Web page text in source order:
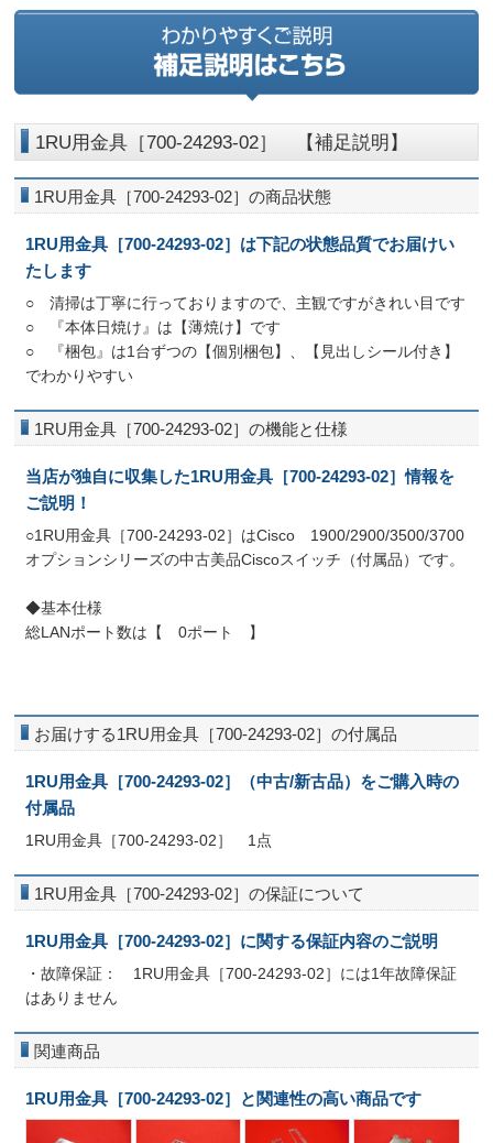
1RU用金具［700-24293-02］ 【補足説明】
1RU用金具［700-24293-02］の商品状態
1RU用金具［700-24293-02］は下記の状態品質でお届けい
たします
○ 清掃は丁寧に行っておりますので、主観ですがきれい目です
○ 『本体日焼け』は【薄焼け】です
○ 『梱包』は1台ずつの【個別梱包】、【見出しシール付き】
でわかりやすい
1RU用金具［700-24293-02］の機能と仕様
当店が独自に収集した1RU用金具［700-24293-02］情報を
ご説明！
○1RU用金具［700-24293-02］はCisco 1900/2900/3500/3700
オプションシリーズの中古美品Ciscoスイッチ（付属品）です。
◆基本仕様
総LANポート数は【 0ポート 】
お届けする1RU用金具［700-24293-02］の付属品
1RU用金具［700-24293-02］（中古/新古品）をご購入時の
付属品
1RU用金具［700-24293-02］ 1点
1RU用金具［700-24293-02］の保証について
1RU用金具［700-24293-02］に関する保証内容のご説明
・故障保証： 1RU用金具［700-24293-02］には1年故障保証
はありません
関連商品
1RU用金具［700-24293-02］と関連性の高い商品です